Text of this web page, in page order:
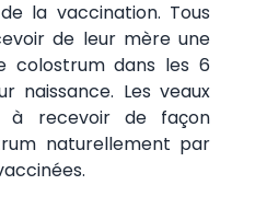
la vaccination. Tous
de leur mère une
colostrum dans les 6
naissance. Les veaux
à recevoir de façon
naturellement par